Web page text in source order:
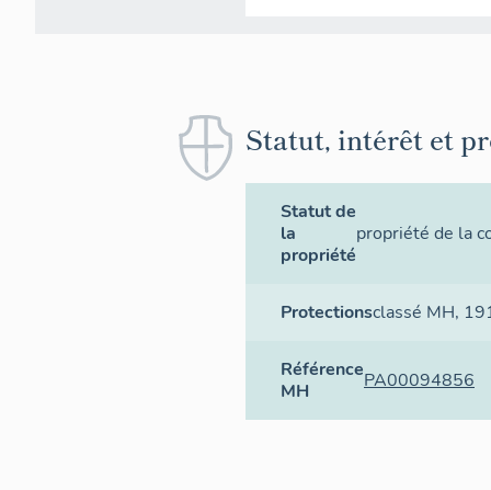
Statut, intérêt et
Statut de
la
propriété
propriété de la
Protectionsclassé MH,
Référence
MH
PA00094856